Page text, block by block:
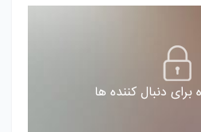
دنبال کننده ها